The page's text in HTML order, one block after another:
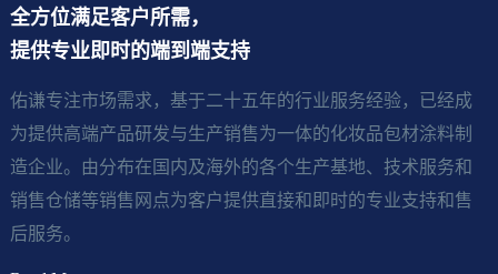
全方位满足客户所需，
提供专业即时的端到端支持
佑谦专注市场需求，基于二十五年的行业服务经验，已经成
为提供高端产品研发与生产销售为一体的化妆品包材涂料制
造企业。由分布在国内及海外的各个生产基地、技术服务和
销售仓储等销售网点为客户提供直接和即时的专业支持和售
后服务。